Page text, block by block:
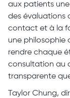
aux patients
des évaluations
contact et à la
une philosophie
rendre chaque
consultation au
transparente
Taylor Chung,